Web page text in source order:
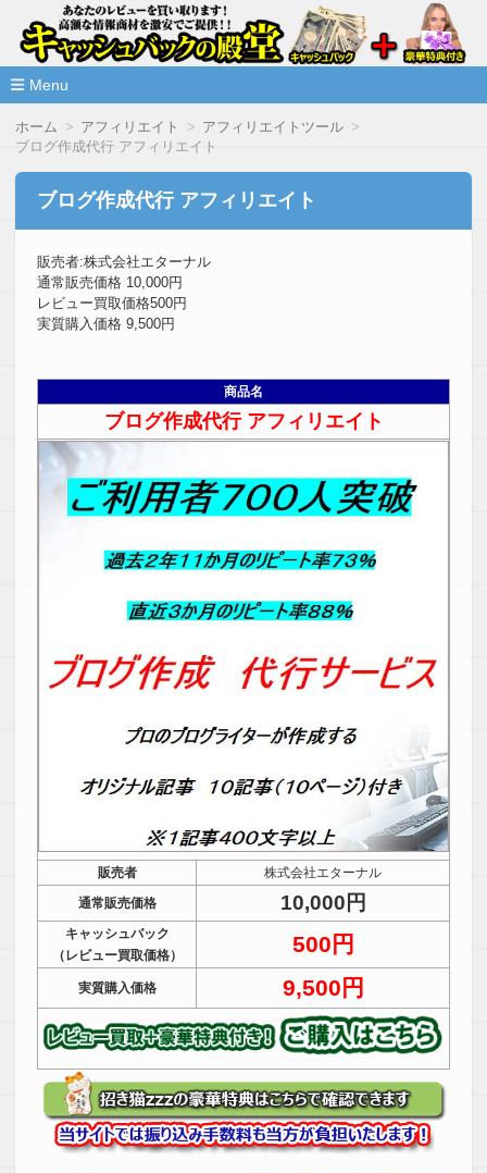
情報商材激安サイト・キャッシ
ュバックの殿堂
高額な情報商材をレビューを買い取ることで激安で購入できま
Menu
ホーム アフィリエイト
アフィリエイトツール
ブログ作成代行 アフィリエイト
ブログ作成代行 アフィリエイト
販売者:株式会社エターナル
通常販売価格 10,000円
レビュー買取価格500円
実質購入価格 9,500円
商品名
ブログ作成代行 アフィリエイト
販売者
株式会社エターナル
通常販売価格
10,000円
キャッシュバック
（レビュー買取価格）
500円
実質購入価格 9,500円